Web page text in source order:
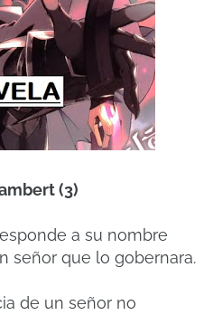
(3)
a su nombre
señor que lo gobernara.
de un señor no